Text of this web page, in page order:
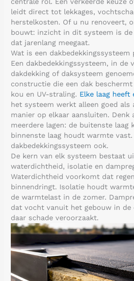
leidt direct tot lekkages,
herstelkosten. Of u nu renoveert,
bouwt: inzicht in dit systeem is de
dat jarenlang meegaat.
Wat is een dakbedekkingssysteem
Een dakbedekkingssysteem, in de
dakdekking of daksysteem
constructie die een dak
kou en UV-straling. Elke laag heeft
het systeem werkt alleen goed als
manier op elkaar aansluiten. Denk
meerdere lagen: de buitenste laag
binnenste laag houdt warmte
dakbedekkingssysteem ook.
De kern van elk systeem bestaat
waterdichtheid, isolatie en
Waterdichtheid voorkomt dat
binnendringt. Isolatie houdt
de warmtelast in de zomer.
dat vocht vanuit het gebouw in
daar schade veroorzaakt.